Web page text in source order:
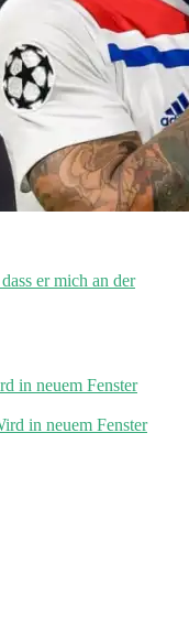
er mich an der
in neuem Fenster
in neuem Fenster